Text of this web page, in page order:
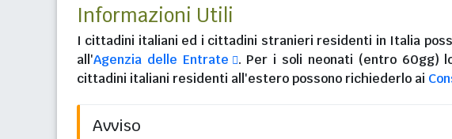
Informazioni Utili
I cittadini italiani ed i cittadini stranieri residenti in Italia
all'Agenzia delle Entrate
. Per i soli neonati (entro 60gg)
cittadini italiani residenti all'esteropossono richiederlo ai
Avviso